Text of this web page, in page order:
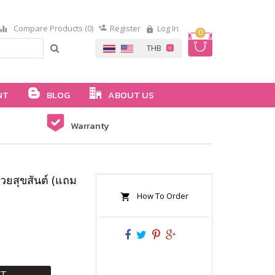
0
Compare Products (0) Register Log In
BLOG ABOUT US
Warranty
ยสุขสันต์ (แถม
How To Order